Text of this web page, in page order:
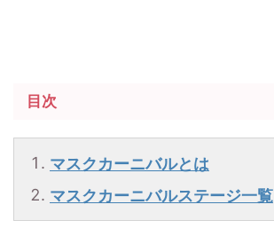
目次
マスクカーニバルとは
マスクカーニバルステージ一覧